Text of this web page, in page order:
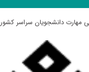
مهارت دانشجویان سراسر کشور